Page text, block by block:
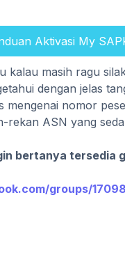
Aktivasi My
kalau masih ragu
dengan jelas
mengenai nomor
rekan ASN yang
bertanya tersedia
groups/